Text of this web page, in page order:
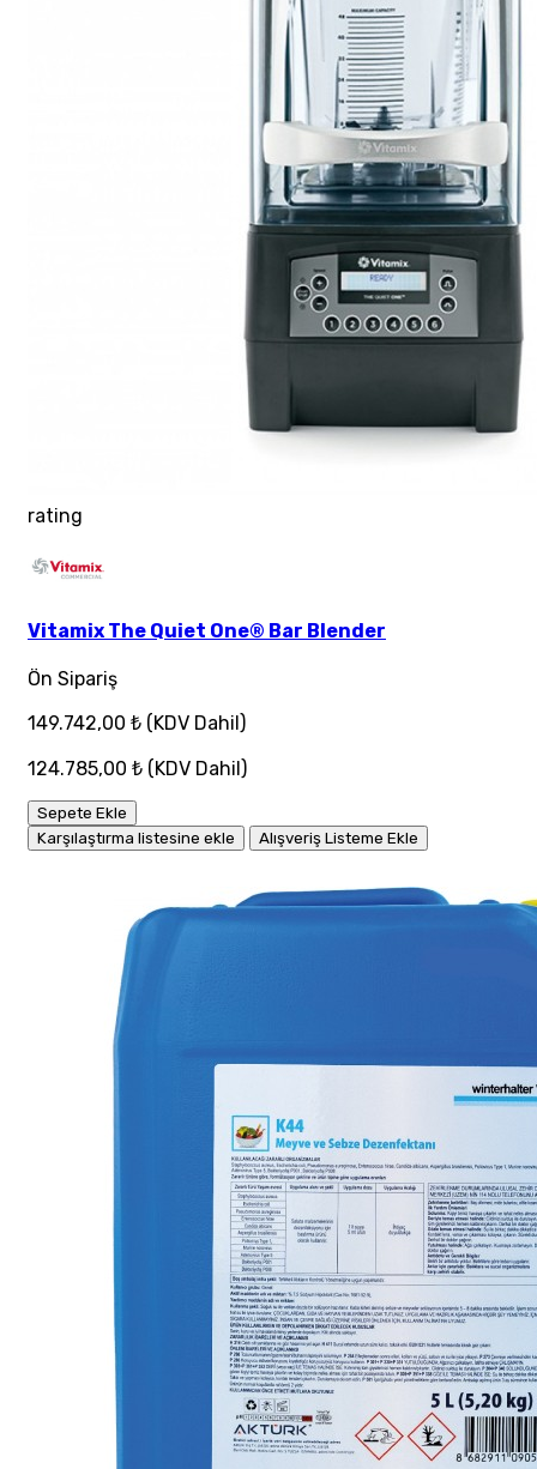
rating
Vitamix The Quiet One® Bar Blender
Ön Sipariş
149.742,00 ₺ (KDV Dahil)
124.785,00 ₺ (KDV Dahil)
Sepete Ekle
Karşılaştırma listesine ekle
Alışveriş Listeme Ekle